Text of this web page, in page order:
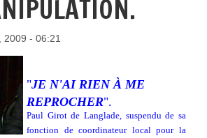
2009 - 06:21
"JE N'AI RIEN À ME
REPROCHER".
Paul Girot de Langlade, suspendu de sa
fonction de coordinateur local pour la